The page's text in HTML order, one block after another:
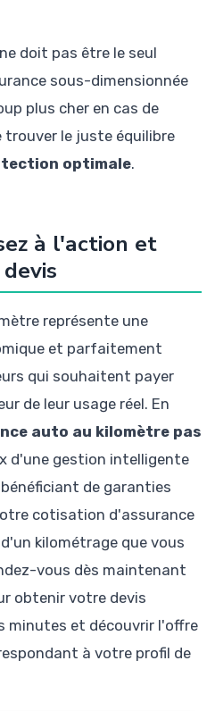
doit pas être le seul
sous-dimensionnée
plus cher en cas de
le juste équilibre
optimale.
à l'action et
représente une
et parfaitement
qui souhaitent payer
de leur usage réel. En
auto au kilomètre pas
d'une gestion intelligente
de garanties
cotisation d'assurance
kilométrage que vous
vous dès maintenant
obtenir votre devis
minutes et découvrir l'offre
à votre profil de